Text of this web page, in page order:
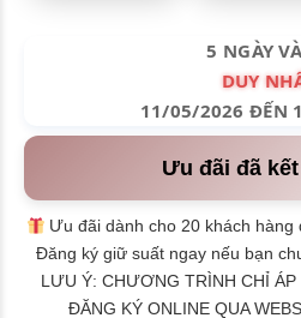
5 NGÀY
DUY
11/05/2026 ĐẾN
Ưu đãi đã
Ưu đãi dành cho 20 khách
Đăng ký giữ suất ngay nếu bạn
LƯU Ý: CHƯƠNG TRÌNH CHỈ ÁP
ĐĂNG KÝ ONLINE QUA